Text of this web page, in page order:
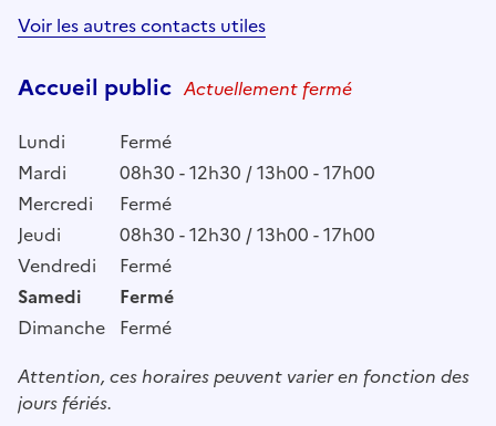
Voir les autres contacts utiles
Accueil public Actuellement fermé
Lundi
Fermé
Mardi
08h30 - 12h30 / 13h00 - 17h00
Mercredi
Fermé
Jeudi
08h30 - 12h30 / 13h00 - 17h00
Vendredi
Fermé
Samedi
Fermé
Dimanche Fermé
Attention, ces horaires peuvent varier en fonction des
jours fériés.